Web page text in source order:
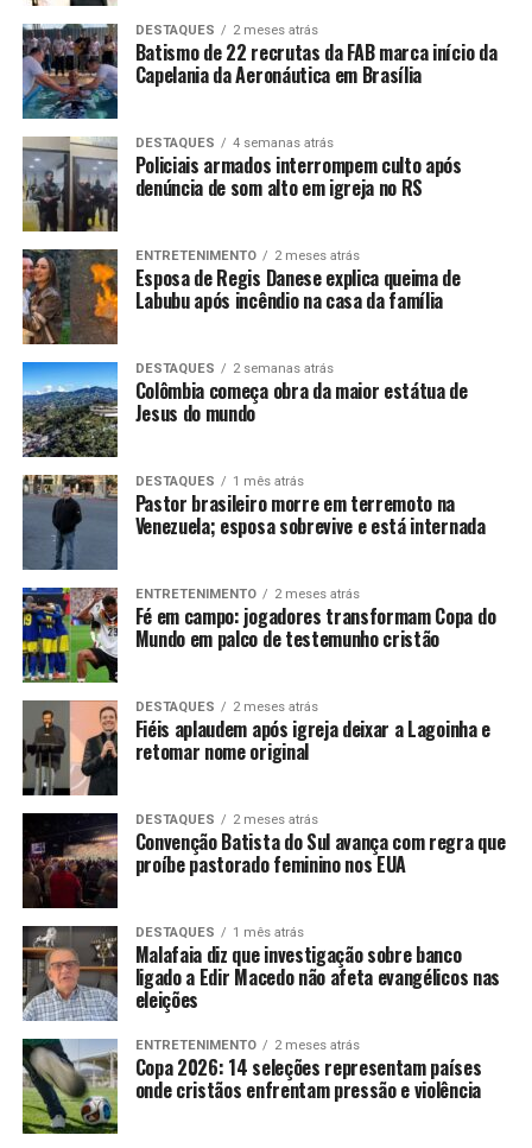
DESTAQUES 2 meses atrás
Batismo de 22 recrutas da FAB marca início da
Capelania da Aeronáutica em Brasília
DESTAQUES 4 semanas atrás
Policiais armados interrompem culto após
denúncia de som alto em igreja no RS
ENTRETENIMENTO 2 meses atrás
Esposa de Regis Danese explica queima de
Labubu após incêndio na casa da família
DESTAQUES 2 semanas atrás
Colômbia começa obra da maior estátua de
Jesus do mundo
DESTAQUES 1 mês atrás
Pastor brasileiro morre em terremoto na
Venezuela; esposa sobrevive e está internada
ENTRETENIMENTO 2 meses atrás
Fé em campo: jogadores transformam Copa do
Mundo em palco de testemunho cristão
DESTAQUES 2 meses atrás
Fiéis aplaudem após igreja deixar a Lagoinha e
retomar nome original
DESTAQUES 2 meses atrás
Convenção Batista do Sul avança com regra que
proíbe pastorado feminino nos EUA
DESTAQUES 1 mês atrás
Malafaia diz que investigação sobre banco
ligado a Edir Macedo não afeta evangélicos nas
eleições
ENTRETENIMENTO 2 meses atrás
Copa 2026: 14 seleções representam países
onde cristãos enfrentam pressão e violência